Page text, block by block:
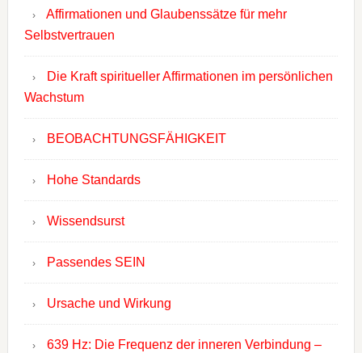
Affirmationen und Glaubenssätze für mehr
Selbstvertrauen
Die Kraft spiritueller Affirmationen im persönlichen
Wachstum
BEOBACHTUNGSFÄHIGKEIT
Hohe Standards
Wissendsurst
Passendes SEIN
Ursache und Wirkung
639 Hz: Die Frequenz der inneren Verbindung –